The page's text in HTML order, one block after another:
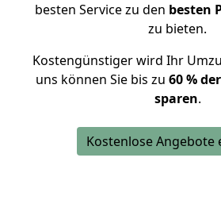
besten Service zu den besten
zu bieten.
Kostengünstiger wird Ihr
uns können Sie bis zu 60 %
sparen.
Kostenlose Angebote